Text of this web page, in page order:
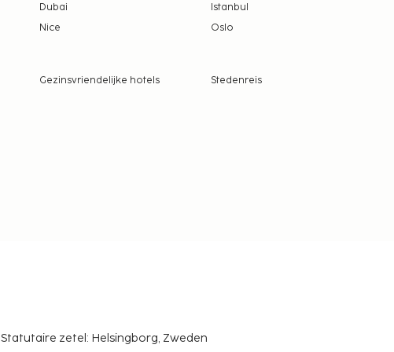
Dubai
Istanbul
Nice Oslo
Gezinsvriendelijke hotels Stedenreis
Statutaire zetel: Helsingborg, Zweden